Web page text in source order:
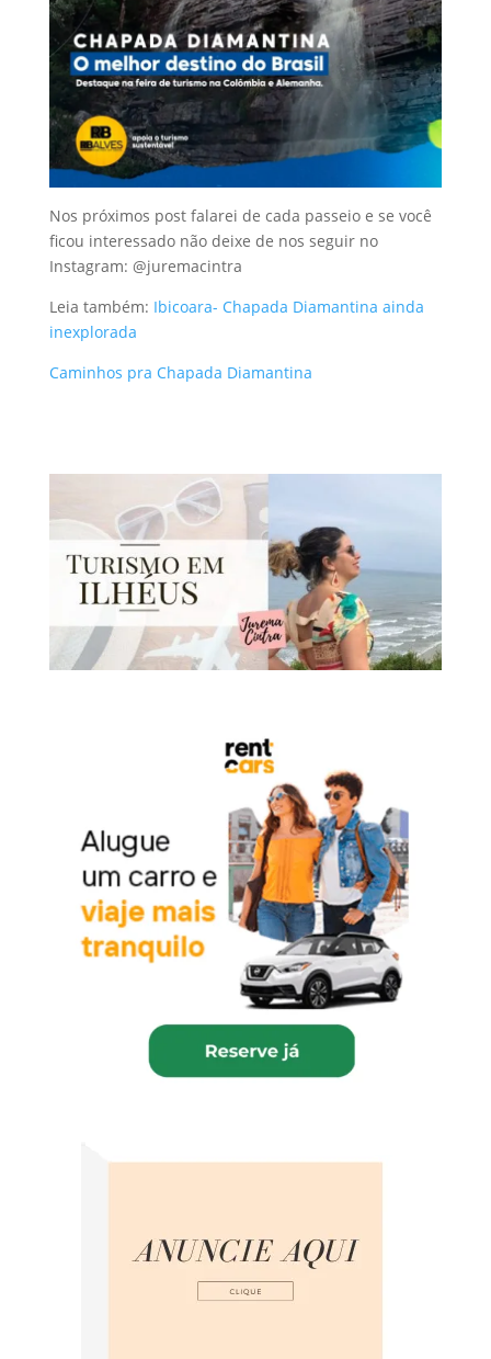
Nos próximos post falarei de cada passeio e se você
ficou interessado não deixe de nos seguir no
Instagram: @juremacintra
Leia também: Ibicoara- Chapada Diamantina ainda
inexplorada
Caminhos pra Chapada Diamantina